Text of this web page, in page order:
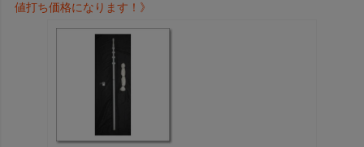
値打ち価格になります！》